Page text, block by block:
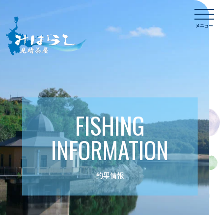
content
メニュー
FISHING
INFORMATION
釣果情報